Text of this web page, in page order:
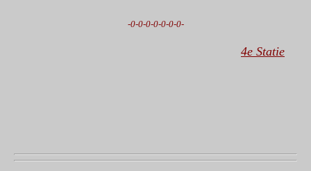
-0-0-0-0-0-0-0-
4e Statie